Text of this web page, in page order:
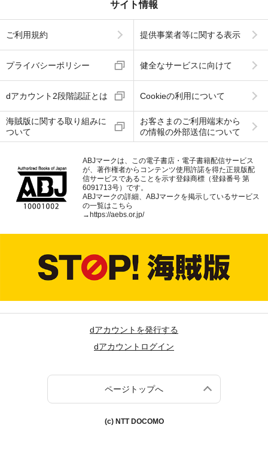
サイト情報
ご利用規約 提供事業者等に関する表示
プライバシーポリシー 健全なサービスに向けて
dアカウント2段階認証とは Cookieの利用について
海賊版に関する取り組みに
ついて
お客さまのご利用端末から
の情報の外部送信について
ABJマークは、この電子書店・電子書籍配信サービス
が、著作権者からコンテンツ使用許諾を得た正規版配
信サービスであることを示す登録商標（登録番号 第
6091713号）です。
ABJマークの詳細、ABJマークを掲示しているサービス
の一覧はこちら
→https://aebs.or.jp/
dアカウントを発行する
dアカウントログイン
ページトップへ
(c) NTT DOCOMO